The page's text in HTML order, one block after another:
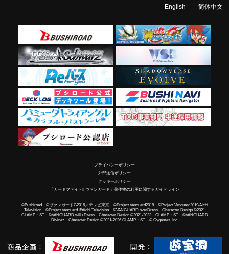
English 简体中文
プライバシーポリシー
外部送信ポリシー
クッキーポリシー
「カードファイト!! ヴァンガード」著作物の利用に関するガイドライン
©Bushiroad ©ヴァンガードG2016／テレビ東京 ©Project Vanguard2018 ©Project Vanguard2019/Aichi
Television ©Project Vanguard if/Aichi Television ©VANGUARD overDress Character Design ©2021
CLAMP・ST ©VANGUARD will+Dress Character Design ©2021-2023 CLAMP・ST ©VANGUARD
Divinez Character Design ©2021-2026 CLAMP・ST © Cygames, Inc.